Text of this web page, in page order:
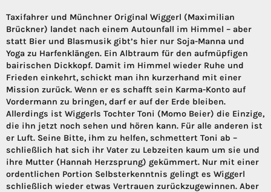
Taxifahrer und Münchner Original Wiggerl (Maximilian
Brückner) landet nach einem Autounfall im Himmel – aber
statt Bier und Blasmusik gibt’s hier nur Soja-Manna und
Yoga zu Harfenklängen. Ein Albtraum für den aufmüpfigen
bairischen Dickkopf. Damit im Himmel wieder Ruhe und
Frieden einkehrt, schickt man ihn kurzerhand mit einer
Mission zurück. Wenn er es schafft sein Karma-Konto auf
Vordermann zu bringen, darf er auf der Erde bleiben.
Allerdings ist Wiggerls Tochter Toni (Momo Beier) die Einzige,
die ihn jetzt noch sehen und hören kann. Für alle anderen ist
er Luft. Seine Bitte, ihm zu helfen, schmettert Toni ab –
schließlich hat sich ihr Vater zu Lebzeiten kaum um sie und
ihre Mutter (Hannah Herzsprung) gekümmert. Nur mit einer
ordentlichen Portion Selbsterkenntnis gelingt es Wiggerl
schließlich wieder etwas Vertrauen zurückzugewinnen. Aber